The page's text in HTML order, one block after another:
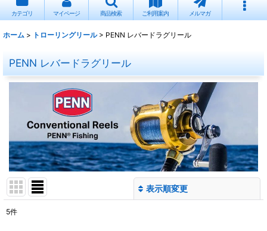
カテゴリ マイページ 商品検索 ご利用案内 メルマガ
ホーム > トローリングリール > PENN レバードラグリール
PENN レバードラグリール
表示順変更
5件